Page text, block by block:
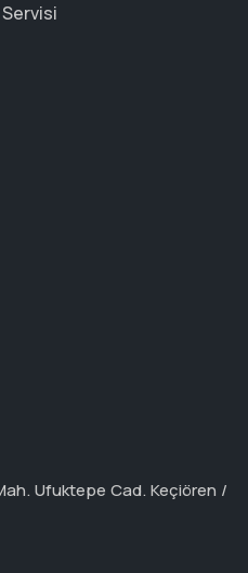
Ufuktepe Cad. Keçiören /